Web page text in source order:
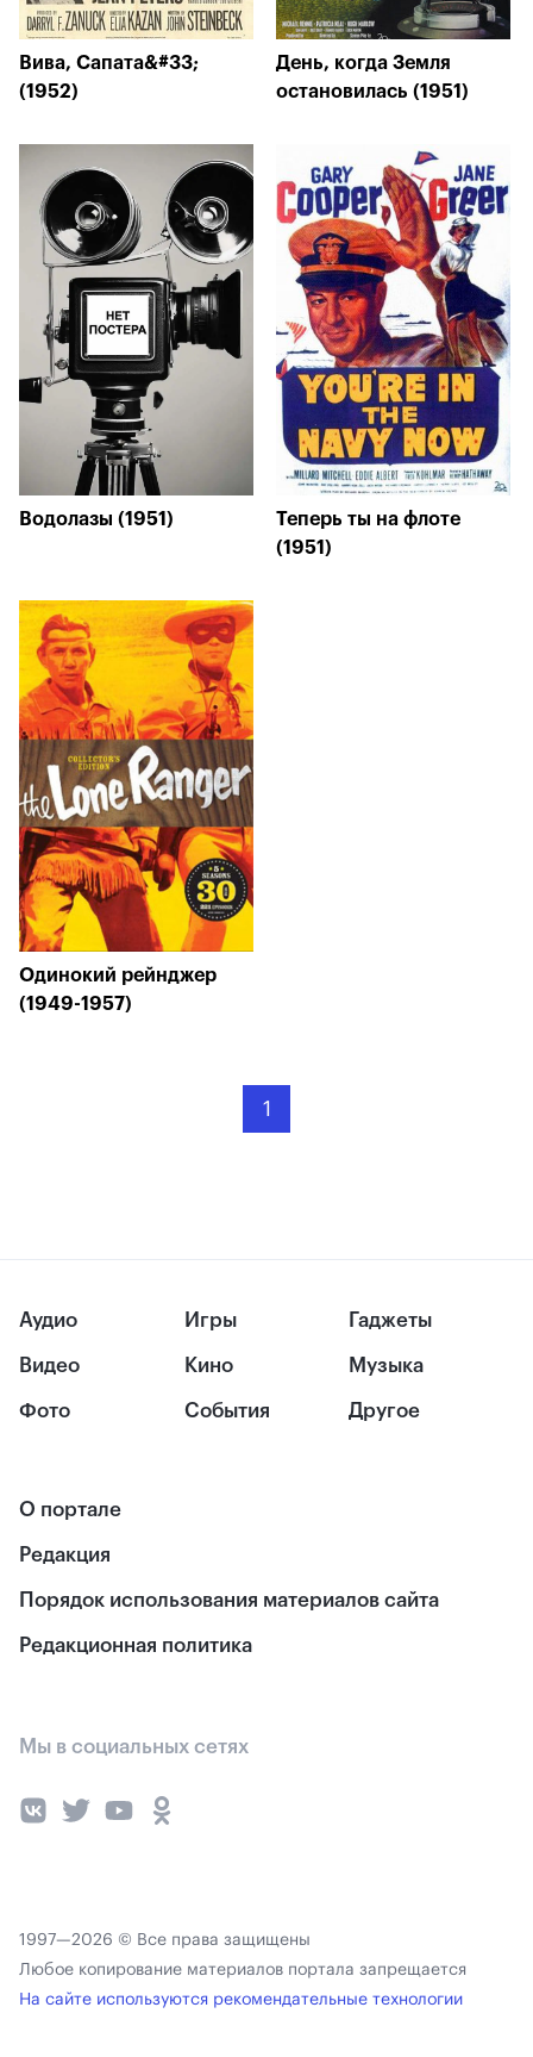
Вива, Сапата&#33;
(1952)
День, когда Земля
остановилась (1951)
Водолазы (1951)
Теперь ты на флоте
(1951)
Одинокий рейнджер
(1949-1957)
1
Аудио
Видео
Фото
Игры
Кино
События
Гаджеты
Музыка
Другое
О портале
Редакция
Порядок использования материалов сайта
Редакционная политика
Мы в социальных сетях
1997—2026 © Все права защищены
Любое копирование материалов портала запрещается
На сайте используются рекомендательные технологии